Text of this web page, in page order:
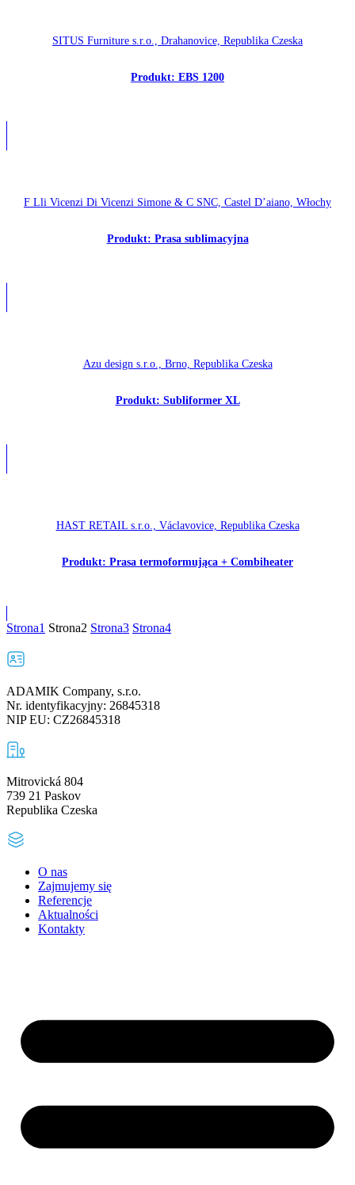
SITUS Furniture s.r.o., Drahanovice, Republika Czeska
Produkt: EBS 1200
F Lli Vicenzi Di Vicenzi Simone & C SNC, Castel D’aiano, Włochy
Produkt: Prasa sublimacyjna
Azu design s.r.o., Brno, Republika Czeska
Produkt: Subliformer XL
HAST RETAIL s.r.o., Václavovice, Republika Czeska
Produkt: Prasa termoformująca + Combiheater
Strona1 Strona2 Strona3 Strona4
ADAMIK Company, s.r.o.
Nr. identyfikacyjny: 26845318
NIP EU: CZ26845318
Mitrovická 804
739 21 Paskov
Republika Czeska
O nas
Zajmujemy się
Referencje
Aktualności
Kontakty